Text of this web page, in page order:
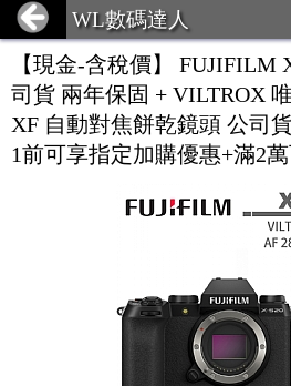
WL數碼達人
【現金-含稅價】 FUJIFILM
司貨 兩年保固 + VILTROX
XF 自動對焦餅乾鏡頭 公司
1前可享指定加購優惠+滿2